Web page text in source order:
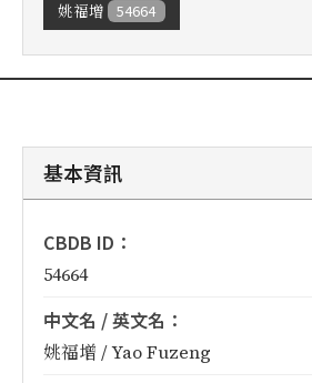
姚福增 54664
基本資訊
CBDB ID：
54664
中文名 / 英文名：
姚福增 / Yao Fuzeng